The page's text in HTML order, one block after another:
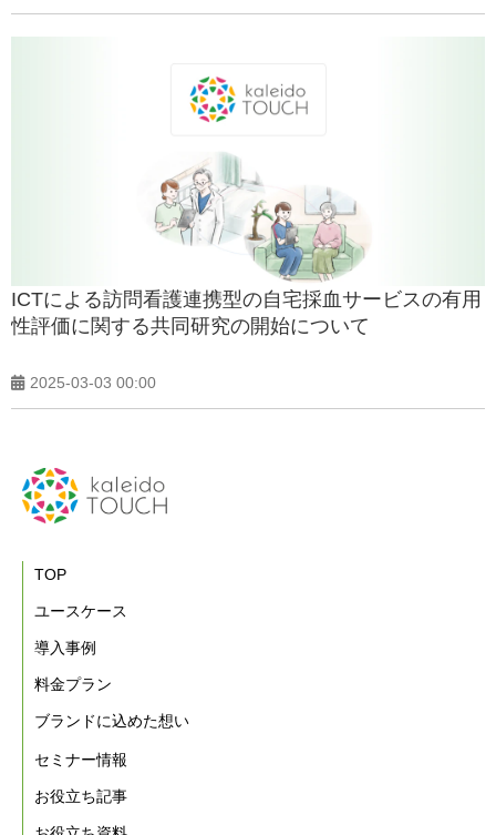
ICTによる訪問看護連携型の自宅採血サービスの有用
性評価に関する共同研究の開始について
2025-03-03 00:00
TOP
ユースケース
導入事例
料金プラン
ブランドに込めた想い
セミナー情報
お役立ち記事